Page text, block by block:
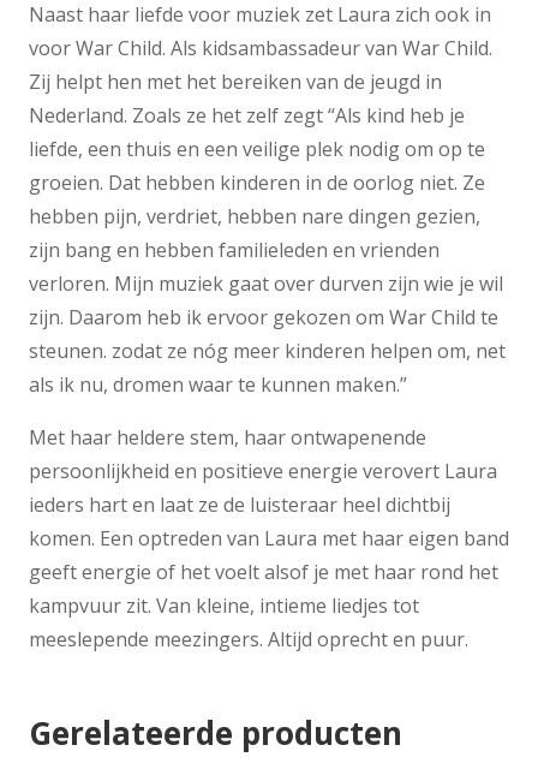
Naast haar liefde voor muziek zet Laura zich ook in
voor War Child. Als kidsambassadeur van War Child.
Zij helpt hen met het bereiken van de jeugd in
Nederland. Zoals ze het zelf zegt “Als kind heb je
liefde, een thuis en een veilige plek nodig om op te
groeien. Dat hebben kinderen in de oorlog niet. Ze
hebben pijn, verdriet, hebben nare dingen gezien,
zijn bang en hebben familieleden en vrienden
verloren. Mijn muziek gaat over durven zijn wie je wil
zijn. Daarom heb ik ervoor gekozen om War Child te
steunen. zodat ze nóg meer kinderen helpen om, net
als ik nu, dromen waar te kunnen maken.”
Met haar heldere stem, haar ontwapenende
persoonlijkheid en positieve energie verovert Laura
ieders hart en laat ze de luisteraar heel dichtbij
komen. Een optreden van Laura met haar eigen band
geeft energie of het voelt alsof je met haar rond het
kampvuur zit. Van kleine, intieme liedjes tot
meeslepende meezingers. Altijd oprecht en puur.
Gerelateerde producten